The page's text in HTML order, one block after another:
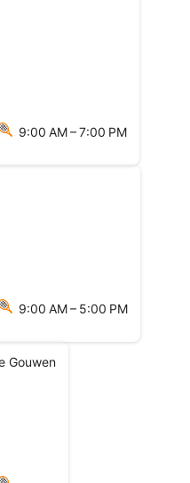
9:00 AM – 7:00 PM
9:00 AM – 5:00 PM
Gouwen